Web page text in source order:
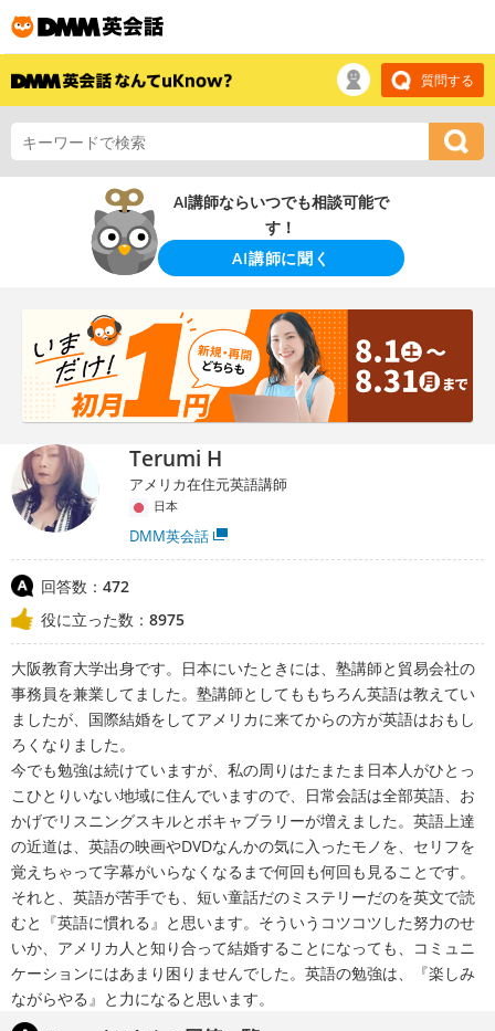
質問する
AI講師ならいつでも相談可能で
す！
AI講師に聞く
Terumi H
アメリカ在住元英語講師
日本
DMM英会話
回答数： 472
役に立った数： 8975
大阪教育大学出身です。日本にいたときには、塾講師と貿易会社の
事務員を兼業してました。塾講師としてももちろん英語は教えてい
ましたが、国際結婚をしてアメリカに来てからの方が英語はおもし
ろくなりました。
今でも勉強は続けていますが、私の周りはたまたま日本人がひとっ
こひとりいない地域に住んでいますので、日常会話は全部英語、お
かげでリスニングスキルとボキャブラリーが増えました。英語上達
の近道は、英語の映画やDVDなんかの気に入ったモノを、セリフを
覚えちゃって字幕がいらなくなるまで何回も何回も見ることです。
それと、英語が苦手でも、短い童話だのミステリーだのを英文で読
むと『英語に慣れる』と思います。そういうコツコツした努力のせ
いか、アメリカ人と知り合って結婚することになっても、コミュニ
ケーションにはあまり困りませんでした。英語の勉強は、『楽しみ
ながらやる』と力になると思います。